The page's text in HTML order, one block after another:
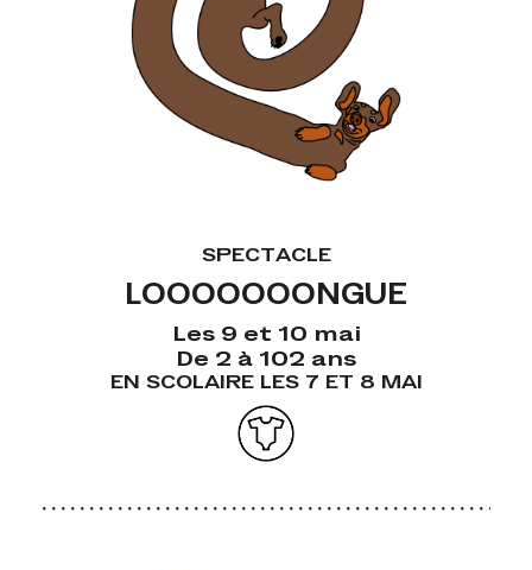
SPECTACLE
LOOOOOOONGUE
Les 9 et 10 mai
De 2 à 102 ans
EN SCOLAIRE LES 7 ET 8 MAI